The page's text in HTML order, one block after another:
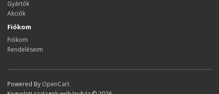
Gyártók
Akciók
Fiókom
Fiókom
Rendeléseim
Powered By OpenCart